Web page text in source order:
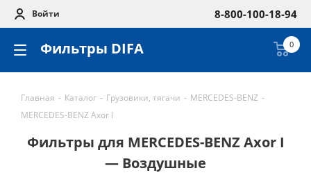
Войти 8-800-100-18-94
Фильтры DIFA 0
Главная - Каталог - Грузовики, тягачи - MERCEDES-BENZ -
MERCEDES-BENZ Axor I
Фильтры для MERCEDES-BENZ Axor I
— Воздушные